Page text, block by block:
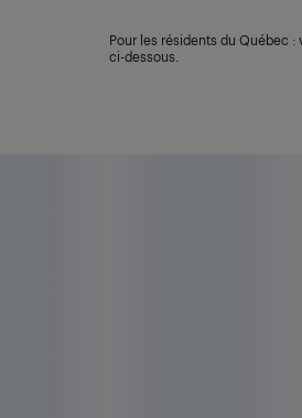
Pour les résidents du Québec
ci-dessous.